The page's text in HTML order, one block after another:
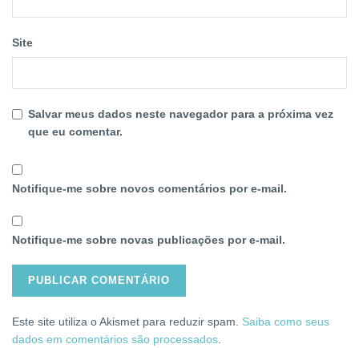
Site
Salvar meus dados neste navegador para a próxima vez
que eu comentar.
Notifique-me sobre novos comentários por e-mail.
Notifique-me sobre novas publicações por e-mail.
Este site utiliza o Akismet para reduzir spam. Saiba como seus
dados em comentários são processados